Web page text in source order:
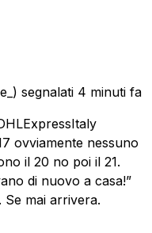
segnalati 4 minuti fa
ovviamente nessuno
il 20 no poi il 21.
di nuovo a casa!”
Se mai arrivera.